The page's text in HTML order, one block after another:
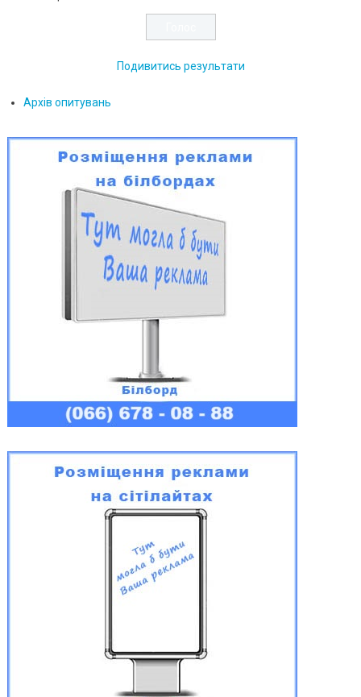
Подивитись результати
Архів опитувань